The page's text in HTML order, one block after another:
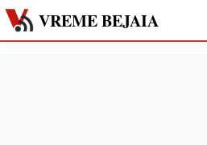
VREME BEJAIA